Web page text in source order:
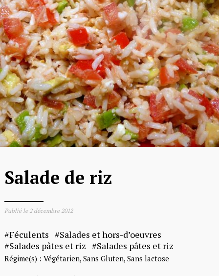
Salade de riz
Publié le 2 décembre 2012
Féculents
Salades et hors-d’oeuvres
Salades pâtes et riz
Salades pâtes et riz
Régime(s) : Végétarien Sans Gluten Sans lactose